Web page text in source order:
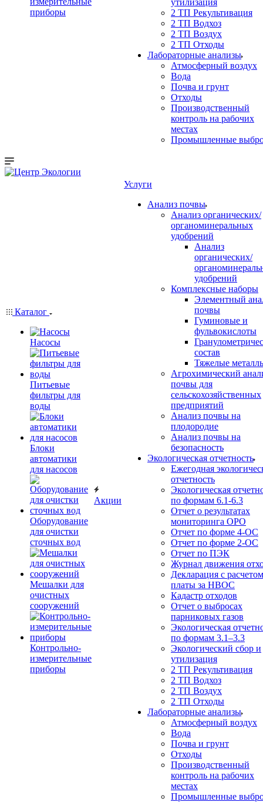
приборы
2 ТП Рекультивация
2 ТП Водхоз
2 ТП Воздух
2 ТП Отходы
Лабораторные анализы
Атмосферный воздух
Вода
Почва и грунт
Отходы
Производственный
контроль на рабочих
местах
Промышленные
Каталог
Насосы
Питьевые
фильтры для
воды
Блоки
автоматики
для насосов
Оборудование
для очистки
сточных вод
Мешалки для
очистных
сооружений
Контрольно-
измерительные
приборы
Акции
Услуги
Анализ почвы
Анализ органических/
органоминеральных
удобрений
Анализ
органических/
удобрений
Комплексные наборы
Элементный
почвы
Гуминовые и
фульвокислоты
состав
Тяжелые
Агрохимический
почвы для
сельскохозяйственных
предприятий
Анализ почвы на
плодородие
Анализ почвы на
безопасность
Экологическая отчетность
Ежегодная
отчетность
Экологическая
по формам 6.1-6.3
Отчет о результатах
мониторинга ОРО
Отчет по форме 4-ОС
Отчет по форме 2-ОС
Отчет по ПЭК
Журнал движения
Декларация с расчетом
платы за НВОС
Кадастр отходов
Отчет о выбросах
парниковых газов
Экологическая
по формам 3.1–3.3
Экологический сбор и
утилизация
2 ТП Рекультивация
2 ТП Водхоз
2 ТП Воздух
2 ТП Отходы
Лабораторные анализы
Атмосферный воздух
Вода
Почва и грунт
Отходы
Производственный
контроль на рабочих
местах
Промышленные